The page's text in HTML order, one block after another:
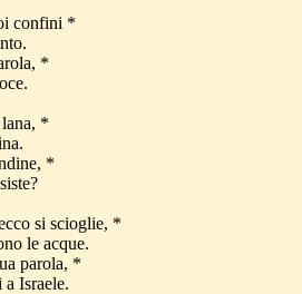
confini *
*
lana, *
*
si scioglie, *
le acque.
parola, *
Israele.